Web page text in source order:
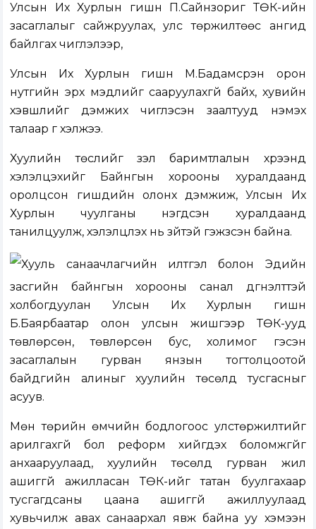
Улсын Их Хурлын гишүүн П.Сайнзориг ТӨК-ийн
засаглалыг сайжруулах, улс төржилтөөс ангид
байлгах чиглэлээр,
Улсын Их Хурлын гишүүн М.Бадамсүрэн орон
нутгийн эрх мэдлийг сааруулахгүй байх, хувийн
хэвшлийг дэмжих чиглэсэн заалтууд нэмэх
талаар үг хэлжээ.
Хуулийн төслийг үзэл баримтлалын хүрээнд
хэлэлцэхийг Байнгын хорооны хуралдаанд
оролцсон гишүүдийн олонх дэмжиж, Улсын Их
Хурлын чуулганы нэгдсэн хуралдаанд
танилцуулж, хэлэлцүүлэх нь зүйтэй гэжүзсэн байна.
Хууль санаачлагчийн илтгэл болон Эдийн
засгийн байнгын хорооны санал дүгнэлттэй
холбогдуулан Улсын Их Хурлын гишүүн
Б.Баярбаатар олон улсын жишгээр ТӨК-ууд
төвлөрсөн, төвлөрсөн бус, холимог гэсэн
засаглалын гурван янзын тогтолцоотой
байдгийн алиныг хуулийн төсөлд тусгасныг
асуув.
Мөн төрийн өмчийн бодлогоос улстөржилтийг
арилгахгүй бол реформ хийгдэх боломжгүйг
анхааруулаад, хуулийн төсөлд гурван жил
ашиггүй ажилласан ТӨК-ийг татан буулгахаар
тусгагдсаны цаана ашиггүй ажиллуулаад
хувьчилж авах санаархал явж байна уу хэмээн